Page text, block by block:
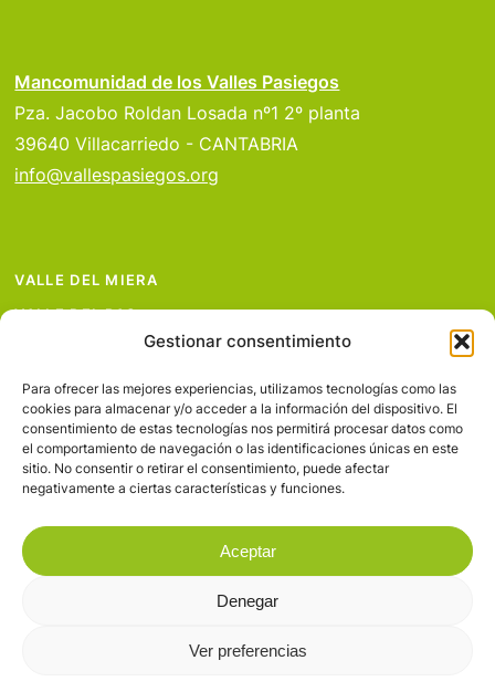
Gestionar consentimiento
Para ofrecer las mejores experiencias, utilizamos tecnologías como las
cookies para almacenar y/o acceder a la información del dispositivo. El
consentimiento de estas tecnologías nos permitirá procesar datos como
el comportamiento de navegación o las identificaciones únicas en este
sitio. No consentir o retirar el consentimiento, puede afectar
negativamente a ciertas características y funciones.
Aceptar
Denegar
Ver preferencias
Mancomunidad de los Valles Pasiegos
Pza. Jacobo Roldan Losada nº1 2º planta
39640 Villacarriedo - CANTABRIA
info@vallespasiegos.org
VALLE DEL MIERA
VALLE DEL PAS
VALLE DEL PISUEÑA
PROYECTOS
SERVICIOS
AVISO LEGAL